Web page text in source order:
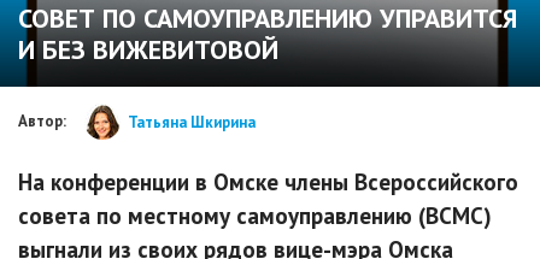
СОВЕТ ПО САМОУПРАВЛЕНИЮ УПРАВИТСЯ
И БЕЗ ВИЖЕВИТОВОЙ
Автор: Татьяна Шкирина
На конференции в Омске члены Всероссийского
совета по местному самоуправлению (ВСМС)
выгнали из своих рядов вице-мэра Омска